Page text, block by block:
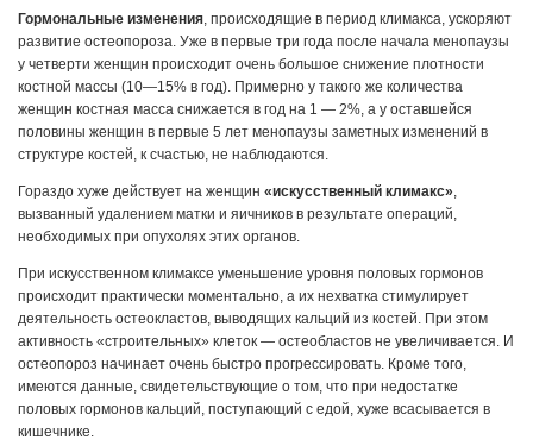
Гормональные изменения , происходящие в период климакса, ускоряют
развитие остеопороза. Уже в первые три года после начала менопаузы
у четверти женщин происходит очень большое снижение плотности
костной массы (10—15% в год). Примерно у такого же количества
женщин костная масса снижается в год на 1 — 2%, а у оставшейся
половины женщин в первые 5 лет менопаузы заметных изменений в
структуре костей, к счастью, не наблюдаются.
Гораздо хуже действует на женщин «искусственный климакс»,
вызванный удалением матки и яичников в результате операций,
необходимых при опухолях этих органов.
При искусственном климаксе уменьшение уровня половых гормонов
происходит практически моментально, а их нехватка стимулирует
деятельность остеокластов, выводящих кальций из костей. При этом
активность «строительных» клеток — остеобластов не увеличивается. И
остеопороз начинает очень быстро прогрессировать. Кроме того,
имеются данные, свидетельствующие о том, что при недостатке
половых гормонов кальций, поступающий с едой, хуже всасывается в
кишечнике.